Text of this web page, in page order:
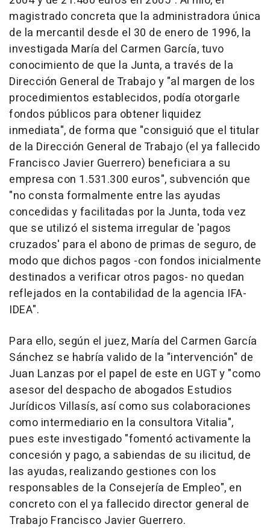
magistrado concreta que la administradora única
de la mercantil desde el 30 de enero de 1996, la
investigada María del Carmen García, tuvo
conocimiento de que la Junta, a través de la
Dirección General de Trabajo y "al margen de los
procedimientos establecidos, podía otorgarle
fondos públicos para obtener liquidez
inmediata", de forma que "consiguió que el titular
de la Dirección General de Trabajo (el ya fallecido
Francisco Javier Guerrero) beneficiara a su
empresa con 1.531.300 euros", subvención que
"no consta formalmente entre las ayudas
concedidas y facilitadas por la Junta, toda vez
que se utilizó el sistema irregular de 'pagos
cruzados' para el abono de primas de seguro, de
modo que dichos pagos -con fondos inicialmente
destinados a verificar otros pagos- no quedan
reflejados en la contabilidad de la agencia IFA-
IDEA".
Para ello, según el juez, María del Carmen García
Sánchez se habría valido de la "intervención" de
Juan Lanzas por el papel de este en UGT y "como
asesor del despacho de abogados Estudios
Jurídicos Villasís, así como sus colaboraciones
como intermediario en la consultora Vitalia",
pues este investigado "fomentó activamente la
concesión y pago, a sabiendas de su ilicitud, de
las ayudas, realizando gestiones con los
responsables de la Consejería de Empleo", en
concreto con el ya fallecido director general de
Trabajo Francisco Javier Guerrero.